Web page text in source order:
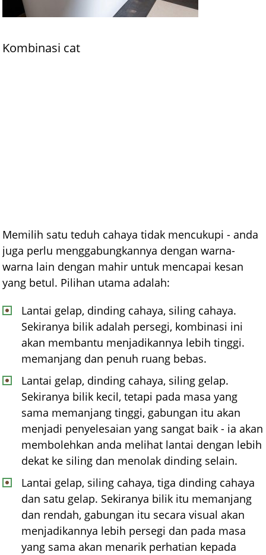
Kombinasi cat
Memilih satu teduh cahaya tidak mencukupi - anda
juga perlu menggabungkannya dengan warna-
warna lain dengan mahir untuk mencapai kesan
yang betul. Pilihan utama adalah:
Lantai gelap, dinding cahaya, siling cahaya.
Sekiranya bilik adalah persegi, kombinasi ini
akan membantu menjadikannya lebih tinggi.
memanjang dan penuh ruang bebas.
Lantai gelap, dinding cahaya, siling gelap.
Sekiranya bilik kecil, tetapi pada masa yang
sama memanjang tinggi, gabungan itu akan
menjadi penyelesaian yang sangat baik - ia akan
membolehkan anda melihat lantai dengan lebih
dekat ke siling dan menolak dinding selain.
Lantai gelap, siling cahaya, tiga dinding cahaya
dan satu gelap. Sekiranya bilik itu memanjang
dan rendah, gabungan itu secara visual akan
menjadikannya lebih persegi dan pada masa
yang sama akan menarik perhatian kepada